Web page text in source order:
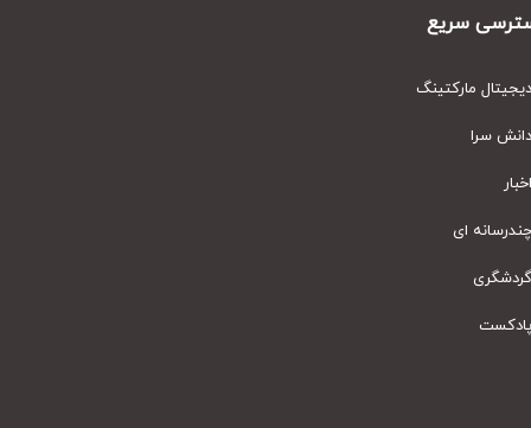
سریع
مارکتینگ
سرا
ای